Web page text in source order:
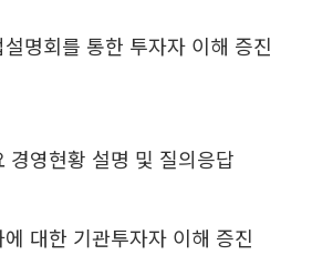
명회를 통한 투자자 이해 증진
영현황 설명 및 질의응답
대한 기관투자자 이해 증진